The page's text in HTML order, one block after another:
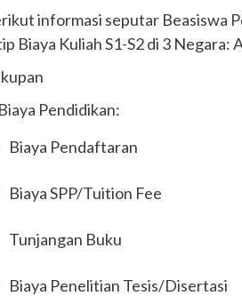
informasi seputar Beasiswa
Biaya Kuliah S1-S2 di 3 Negara:
Pendidikan:
Biaya Pendaftaran
Biaya SPP/Tuition Fee
Tunjangan Buku
Biaya Penelitian Tesis/Disertasi